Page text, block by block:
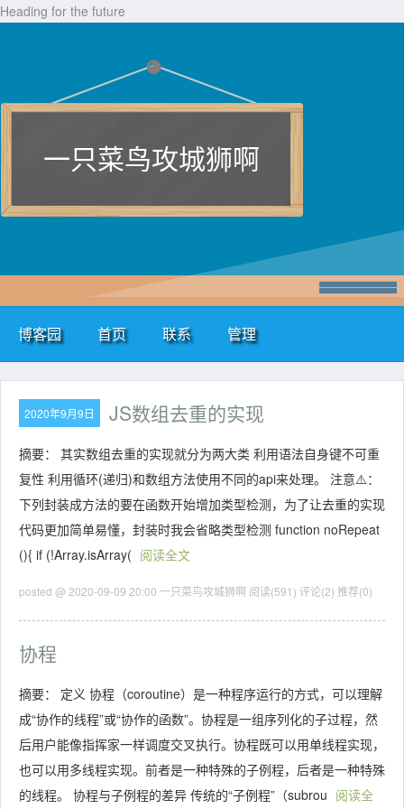
Heading for the future
一只菜鸟攻城狮啊
博客园 首页 联系 管理
2020年9月9日 JS数组去重的实现
摘要： 其实数组去重的实现就分为两大类 利用语法自身键不可重
复性 利用循环(递归)和数组方法使用不同的api来处理。 注意⚠️：
下列封装成方法的要在函数开始增加类型检测，为了让去重的实现
代码更加简单易懂，封装时我会省略类型检测 function noRepeat
(){ if (!Array.isArray( 阅读全文
posted @ 2020-09-09 20:00 一只菜鸟攻城狮啊 阅读(591) 评论(2) 推荐(0)
协程
摘要： 定义 协程（coroutine）是一种程序运行的方式，可以理解
成“协作的线程”或“协作的函数”。协程是一组序列化的子过程，然
后用户能像指挥家一样调度交叉执行。协程既可以用单线程实现，
也可以用多线程实现。前者是一种特殊的子例程，后者是一种特殊
的线程。 协程与子例程的差异 传统的“子例程”（subrou 阅读全